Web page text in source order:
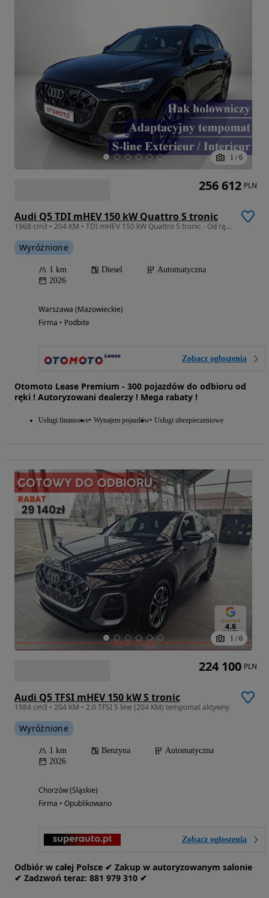
1 / 6
Audi Q5 TDI mHEV 150 kW Quattro S tronic
1968 cm3 • 204 KM • TDI mHEV 150 kW Quattro S tronic - Od ręki !
Wyróżnione
1 km Diesel
Automatyczna
2026
Warszawa (Mazowieckie)
Firma • Podbite
Zobacz ogłoszenia
Otomoto Lease Premium - 300 pojazdów do odbioru od
ręki ! Autoryzowani dealerzy ! Mega rabaty !
Usługi finansowe Wynajem pojazdów Usługi ubezpieczeniowe
256 612 PLN
1 / 6
Audi Q5 TFSI mHEV 150 kW S tronic
1984 cm3 • 204 KM • 2.0 TFSI S line (204 KM) tempomat aktywny
Wyróżnione
1 km Benzyna
Automatyczna
2026
Chorzów (Śląskie)
Firma • Opublikowano
Zobacz ogłoszenia
Odbiór w całej Polsce ✔ Zakup w autoryzowanym salonie
✔ Zadzwoń‎ t‎eraz: ‎881‎ 979‎ 310 ✔
224 100 PLN